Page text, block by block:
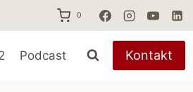
0
Podcast Kontakt